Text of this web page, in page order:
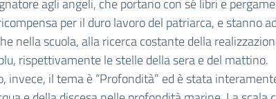
agli angeli, che portano con sé libri e
per il duro lavoro del patriarca, e stanno
nella scuola, alla ricerca costante della
rispettivamente le stelle della sera e del mattino.
invece, il tema è “Profondità” ed è stata